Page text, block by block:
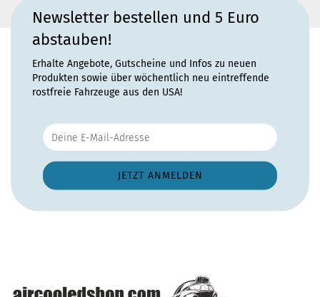
Newsletter bestellen und 5 Euro
abstauben!
Erhalte Angebote, Gutscheine und Infos zu neuen
Produkten sowie über wöchentlich neu eintreffende
rostfreie Fahrzeuge aus den USA!